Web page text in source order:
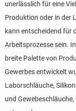
unerlässlich für eine
Produktion oder in der
kann entscheidend für
Arbeitsprozesse sein.
breite Palette von
Gewerbes entwickelt
Laborschläuche,
und